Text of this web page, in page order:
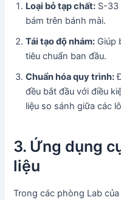
Loại bỏ tạp chất: S-33
bám trên bánh mài.
Tái tạo độ nhám: Giúp
tiêu chuẩn ban đầu.
Chuẩn hóa quy trình:
đều bắt đầu với điều
liệu so sánh giữa các
3. Ứng dụng
liệu
Trong các phòng Lab